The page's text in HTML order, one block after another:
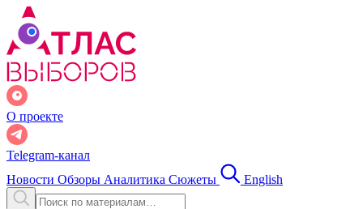
О проекте
Telegram-канал
Новости Обзоры Аналитика Сюжеты English